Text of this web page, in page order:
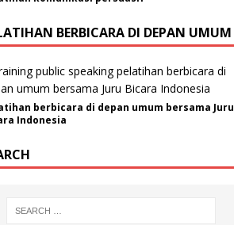
BERBICARA DI DEPAN UMUM
berbicara di depan umum bersama Juru
Indonesia